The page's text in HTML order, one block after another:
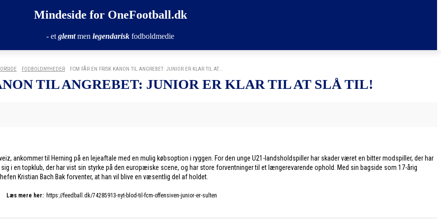
Mindeside for OneFootball.dk
- et glemtmen legendarisk fodboldmedie
FODBOLDNYHEDER FCM FÅR EN FRISK KANON TIL ANGREBET: JUNIOR ER KLAR TIL AT...
TIL ANGREBET: JUNIOR ER KLAR TIL AT SLÅ TIL!
ankommer til Herning på en lejeaftale med en mulig købsoption i ryggen. For den unge U21-landsholdspiller har skader været en bitter modspiller, der har
i en topklub, der har vist sin styrke på den europæiske scene, og har store forventninger til et længerevarende ophold. Med sin bagside som 17-årig
Kristian Bach Bak forventer, at han vil blive en væsentlig del af holdet.
Læs mere her: https://feedball.dk/74285913-nyt-blod-til-fcm-offensiven-junior-er-sulten